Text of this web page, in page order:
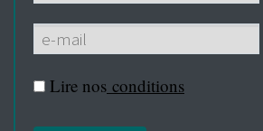
Lire nos conditions